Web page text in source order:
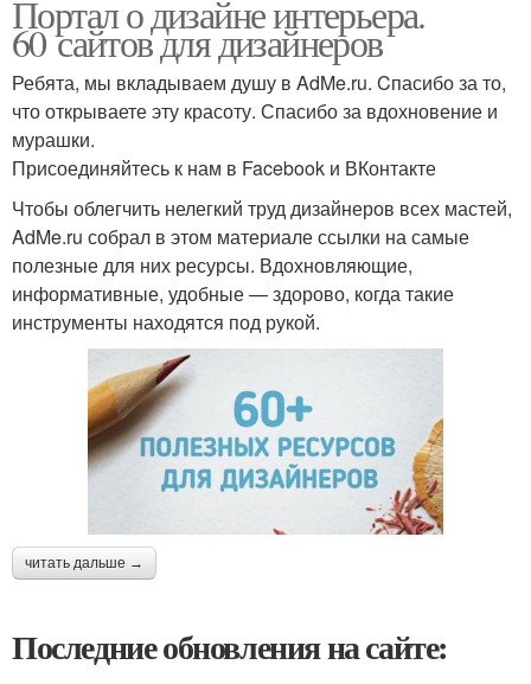
Портал о дизайне интерьера.
60 сайтов для дизайнеров
Ребята, мы вкладываем душу в AdMe.ru. Cпасибо за то,
что открываете эту красоту. Спасибо за вдохновение и
мурашки.
Присоединяйтесь к нам в Facebook и ВКонтакте
Чтобы облегчить нелегкий труд дизайнеров всех мастей,
AdMe.ru собрал в этом материале ссылки на самые
полезные для них ресурсы. Вдохновляющие,
информативные, удобные — здорово, когда такие
инструменты находятся под рукой.
читать дальше →
Последние обновления на сайте: